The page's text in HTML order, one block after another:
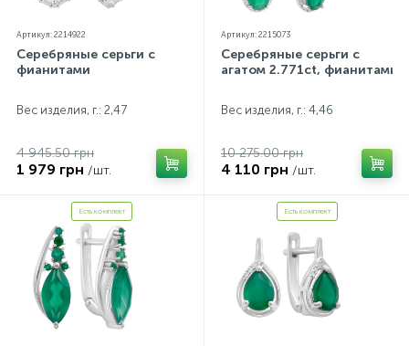
Артикул: 2214922
Серебряные серьги с
фианитами
Вес изделия, г.: 2,47
4 945.50 грн
1 979 грн /шт.
Артикул: 2215073
Серебряные серьги с
агатом 2.771ct, фианитами
Вес изделия, г.: 4,46
10 275.00 грн
4 110 грн /шт.
Есть комплект Есть комплект